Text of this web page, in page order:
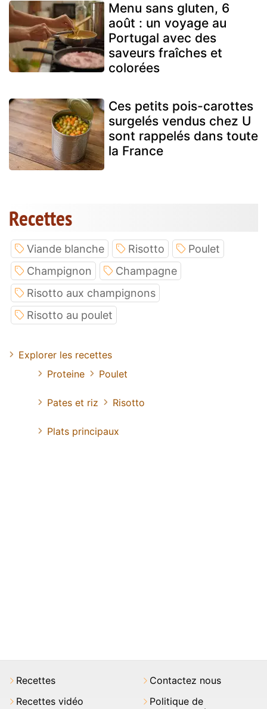
Menu sans gluten, 6
août : un voyage au
Portugal avec des
saveurs fraîches et
colorées
Ces petits pois-carottes
surgelés vendus chez U
sont rappelés dans toute
la France
Recettes
Viande blanche Risotto
Poulet
Champignon
Champagne
Risotto aux champignons
Risotto au poulet
Explorer les recettes
Proteine
Poulet
Pates et riz Risotto
Plats principaux
Recettes
Recettes vidéo
Contactez nous
Politique de